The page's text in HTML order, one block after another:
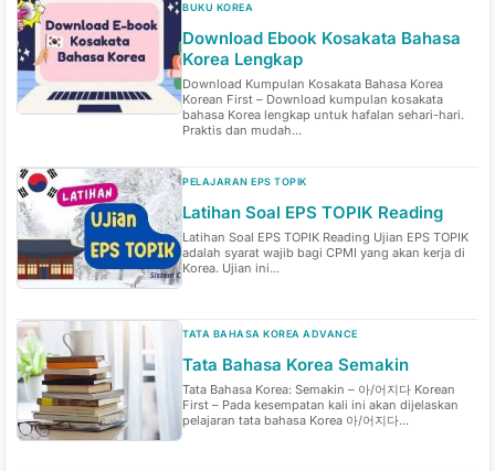
BUKU KOREA
Download Ebook Kosakata Bahasa
Korea Lengkap
Download Kumpulan Kosakata Bahasa Korea
Korean First – Download kumpulan kosakata
bahasa Korea lengkap untuk hafalan sehari-hari.
Praktis dan mudah...
PELAJARAN EPS TOPIK
Latihan Soal EPS TOPIK Reading
Latihan Soal EPS TOPIK Reading Ujian EPS TOPIK
adalah syarat wajib bagi CPMI yang akan kerja di
Korea. Ujian ini...
TATA BAHASA KOREA ADVANCE
Tata Bahasa Korea Semakin
Tata Bahasa Korea: Semakin – 아/어지다 Korean
First – Pada kesempatan kali ini akan dijelaskan
pelajaran tata bahasa Korea 아/어지다...